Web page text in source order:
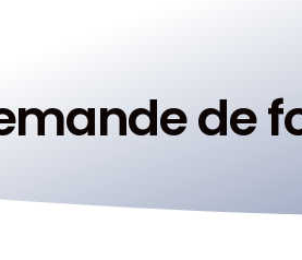
de